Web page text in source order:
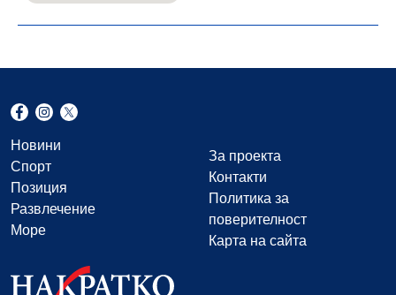
Новини
Спорт
Позиция
Развлечение
Море
За проекта
Контакти
Политика за
поверителност
Карта на сайта